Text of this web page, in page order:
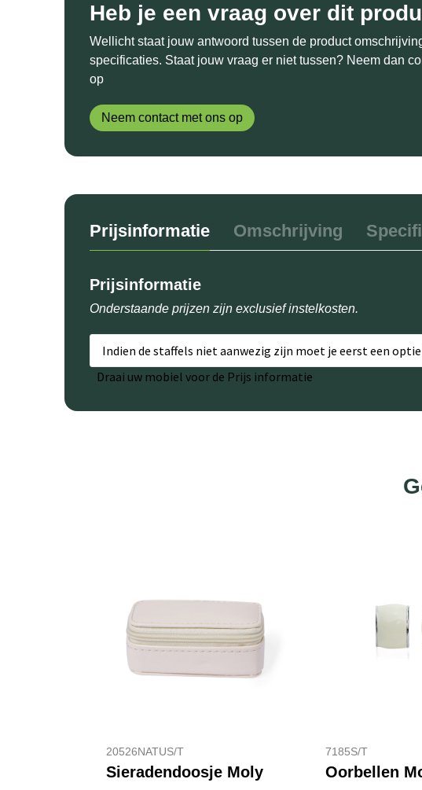
Heb je een vraag over dit
Wellicht staat jouw antwoord tussen de product
specificaties. Staat jouw vraag er niet tussen? Neem dan
op
Neem contact met ons op
Prijsinformatie Omschrijving
Prijsinformatie
Onderstaande prijzen zijn exclusief instelkosten.
Indien de staffels niet aanwezig zijn moet je eerst een
Draai uw mobiel voor de Prijs informatie
20526NATUS/T
Sieradendoosje Moly
7185S/T
Oorbellen